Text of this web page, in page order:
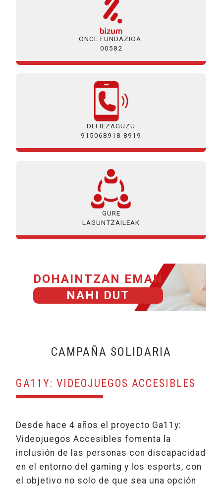
ONCE FUNDAZIOA:
00582
DEI IEZAGUZU
915068918-8919
GURE
LAGUNTZAILEAK
DOHAINTZAN EMAN
NAHI DUT
CAMPAÑA SOLIDARIA
GA11Y: VIDEOJUEGOS ACCESIBLES
Desde hace 4 años el proyecto Ga11y:
Videojuegos Accesibles fomenta la
inclusión de las personas con discapacidad
en el entorno del gaming y los esports, con
el objetivo no solo de que sea una opción